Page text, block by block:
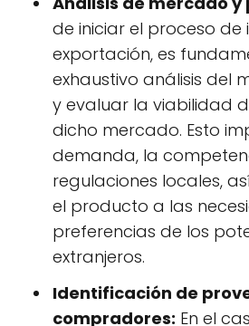
de iniciar el proceso
exportación, es
exhaustivo análisis del
y evaluar la viabilidad
dicho mercado. Esto
demanda, la
regulaciones locales,
el producto a las
preferencias de los
extranjeros.
Identificación de
compradores: En el